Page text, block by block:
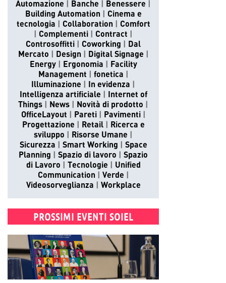
Automazione
Banche
Benessere
Building Automation
Cinema e
tecnologia
Collaboration
Comfort
Complementi
Contract
Controsoffitti
Coworking
Dal
Mercato
Design
Digital Signage
Energy
Ergonomia
Facility
Management
fonetica
Illuminazione
In evidenza
Intelligenza artificiale
Internet of
Things
News
Novità di prodotto
OfficeLayout
Pareti
Pavimenti
Progettazione
Retail
Ricerca e
sviluppo
Risorse Umane
Sicurezza
Smart Working
Space
Planning
Spazio di lavoro
Spazio
di Lavoro
Tecnologie
Unified
Communication
Verde
Videosorveglianza
Workplace
PROSSIMI EVENTI SOIEL